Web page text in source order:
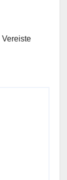
Vereiste